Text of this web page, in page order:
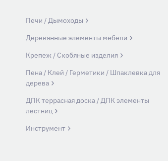
Печи / Дымоходы
Деревянные элементы мебели
Крепеж / Скобяные изделия
Пена / Клей / Герметики / Шпаклевка для
дерева
ДПК террасная доска / ДПК элементы
лестниц
Инструмент